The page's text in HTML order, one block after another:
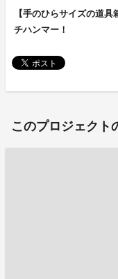
【手のひらサイズの道
チハンマー！
このプロジェクト